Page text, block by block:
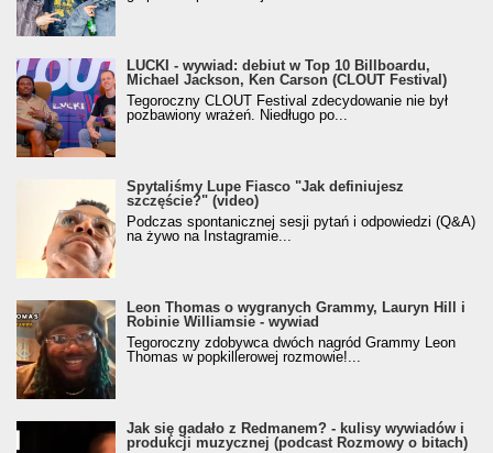
LUCKI - wywiad: debiut w Top 10 Billboardu,
Michael Jackson, Ken Carson (CLOUT Festival)
Tegoroczny CLOUT Festival zdecydowanie nie był
pozbawiony wrażeń. Niedługo po...
Spytaliśmy Lupe Fiasco "Jak definiujesz
szczęście?" (video)
Podczas spontanicznej sesji pytań i odpowiedzi (Q&A)
na żywo na Instagramie...
Leon Thomas o wygranych Grammy, Lauryn Hill i
Robinie Williamsie - wywiad
Tegoroczny zdobywca dwóch nagród Grammy Leon
Thomas w popkillerowej rozmowie!...
Jak się gadało z Redmanem? - kulisy wywiadów i
produkcji muzycznej (podcast Rozmowy o bitach)